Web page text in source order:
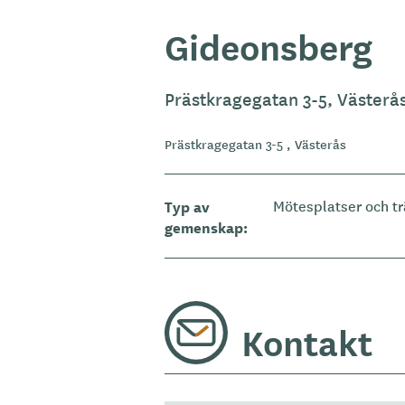
Gideonsberg
Prästkragegatan 3-5,
Prästkragegatan 3-5 , Västerås
Typ av
gemenskap
Mötesplatser och
Kontakt